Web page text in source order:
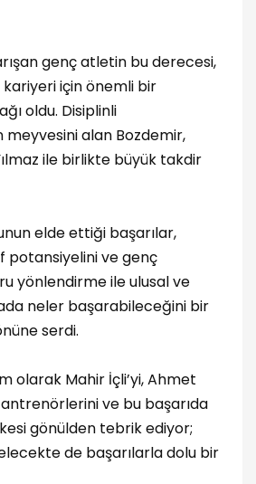
genç atletin bu derecesi,
için önemli bir
oldu. Disiplinli
meyvesini alan Bozdemir,
ile birlikte büyük takdir
elde ettiği başarılar,
potansiyelini ve genç
yönlendirme ile ulusal ve
neler başarabileceğini bir
serdi.
olarak Mahir İçli’yi, Ahmet
ve bu başarıda
gönülden tebrik ediyor;
de başarılarla dolu bir